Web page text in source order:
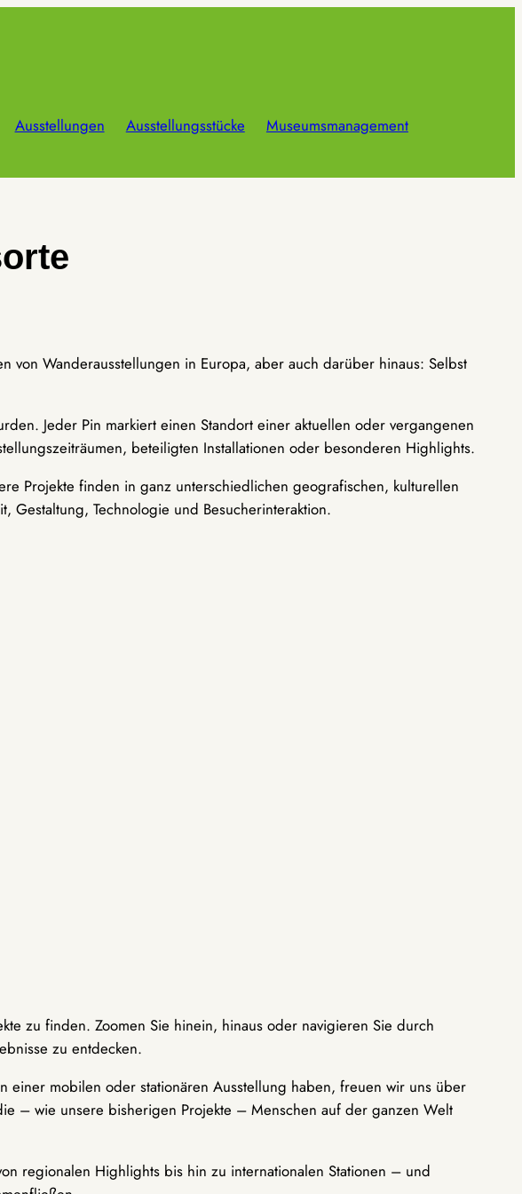
Ausstellungen Ausstellungsstücke
Museumsmanagement
von Wanderausstellungen in Europa, aber auch darüber hinaus: Selbst
Jeder Pin markiert einen Standort einer aktuellen oder vergangenen
beteiligten Installationen oder besonderen Highlights.
Projekte finden in ganz unterschiedlichen geografischen, kulturellen
Gestaltung, Technologie und Besucherinteraktion.
zu finden. Zoomen Sie hinein, hinaus oder navigieren Sie durch
zu entdecken.
einer mobilen oder stationären Ausstellung haben, freuen wir uns über
– wie unsere bisherigen Projekte – Menschen auf der ganzen Welt
regionalen Highlights bis hin zu internationalen Stationen – und